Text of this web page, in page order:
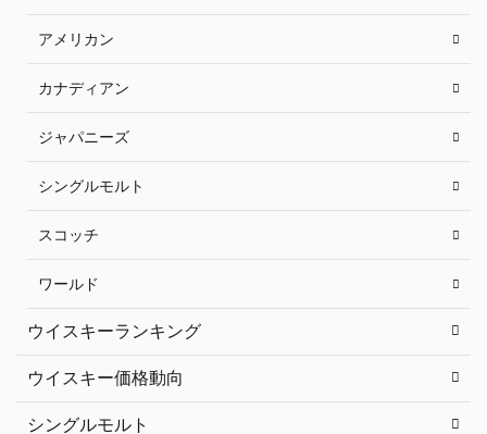
アメリカン
カナディアン
ジャパニーズ
シングルモルト
スコッチ
ワールド
ウイスキーランキング
ウイスキー価格動向
シングルモルト